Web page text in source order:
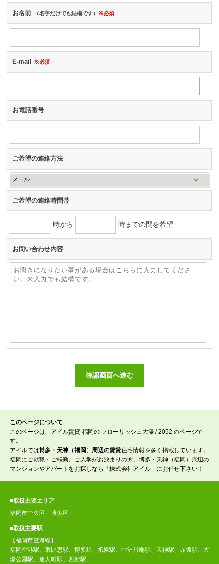
お名前 （名字だけでも結構です） ※必須
E-mail ※必須
お電話番号
ご希望の連絡方法
ご希望の連絡時間帯
時から 時までの間を希望
お問い合わせ内容
このページについて
このページは、アイル賃貸-福岡の フローリッシュ大濠 / 2052 のページで
す。
アイルでは博多・天神（福岡）周辺の賃貸住宅情報を多く掲載しています。
福岡にご就職・ご転勤、ご入学がお決まりの方、博多・天神（福岡）周辺の
マンションやアパートをお探しなら「株式会社アイル」にお任せ下さい！
■取扱主要エリア
福岡市中央区・博多区
■取扱主要駅
【福岡市空港線】
福岡空港駅、東比恵駅、博多駅、祇園駅、中洲川端駅、天神駅、赤坂駅、大
濠公園駅、唐人町駅、西新駅